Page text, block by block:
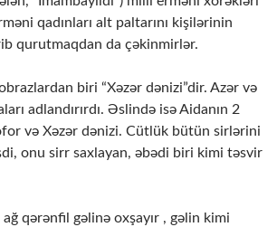
qadınları alt paltarını kişilərinin
qurutmaqdan da çəkinmirlər.
biri “Xəzər dənizi”dir. Azər və
adlandırırdı. Əslində isə Aidanın 2
və Xəzər dənizi. Cütlük bütün sirlərini
onu sirr saxlayan, əbədi biri kimi təsvir
qərənfil gəlinə oxşayır , gəlin kimi